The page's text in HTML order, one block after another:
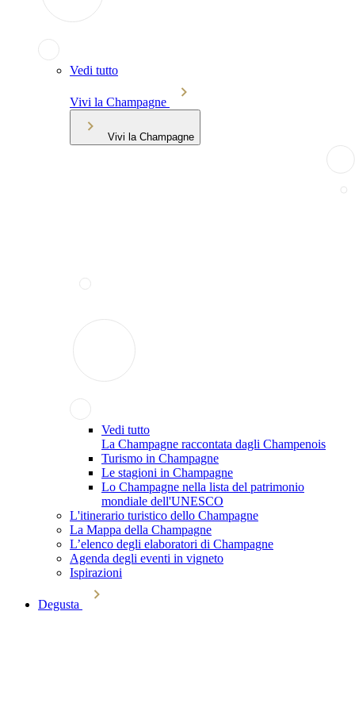
Vedi tutto
Vivi la Champagne
Vivi la Champagne
Vedi tutto
La Champagne raccontata dagli Champenois
Turismo in Champagne
Le stagioni in Champagne
Lo Champagne nella lista del patrimonio
mondiale dell'UNESCO
L'itinerario turistico dello Champagne
La Mappa della Champagne
L’elenco degli elaboratori di Champagne
Agenda degli eventi in vigneto
Ispirazioni
Degusta